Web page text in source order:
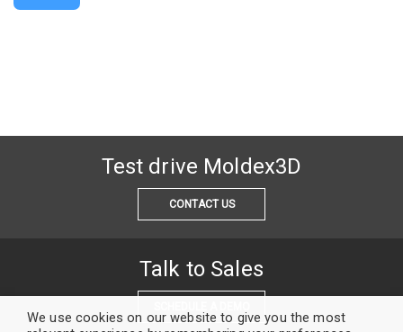
Test drive Moldex3D
CONTACT US
Talk to Sales
We use cookies on our website to give you the most